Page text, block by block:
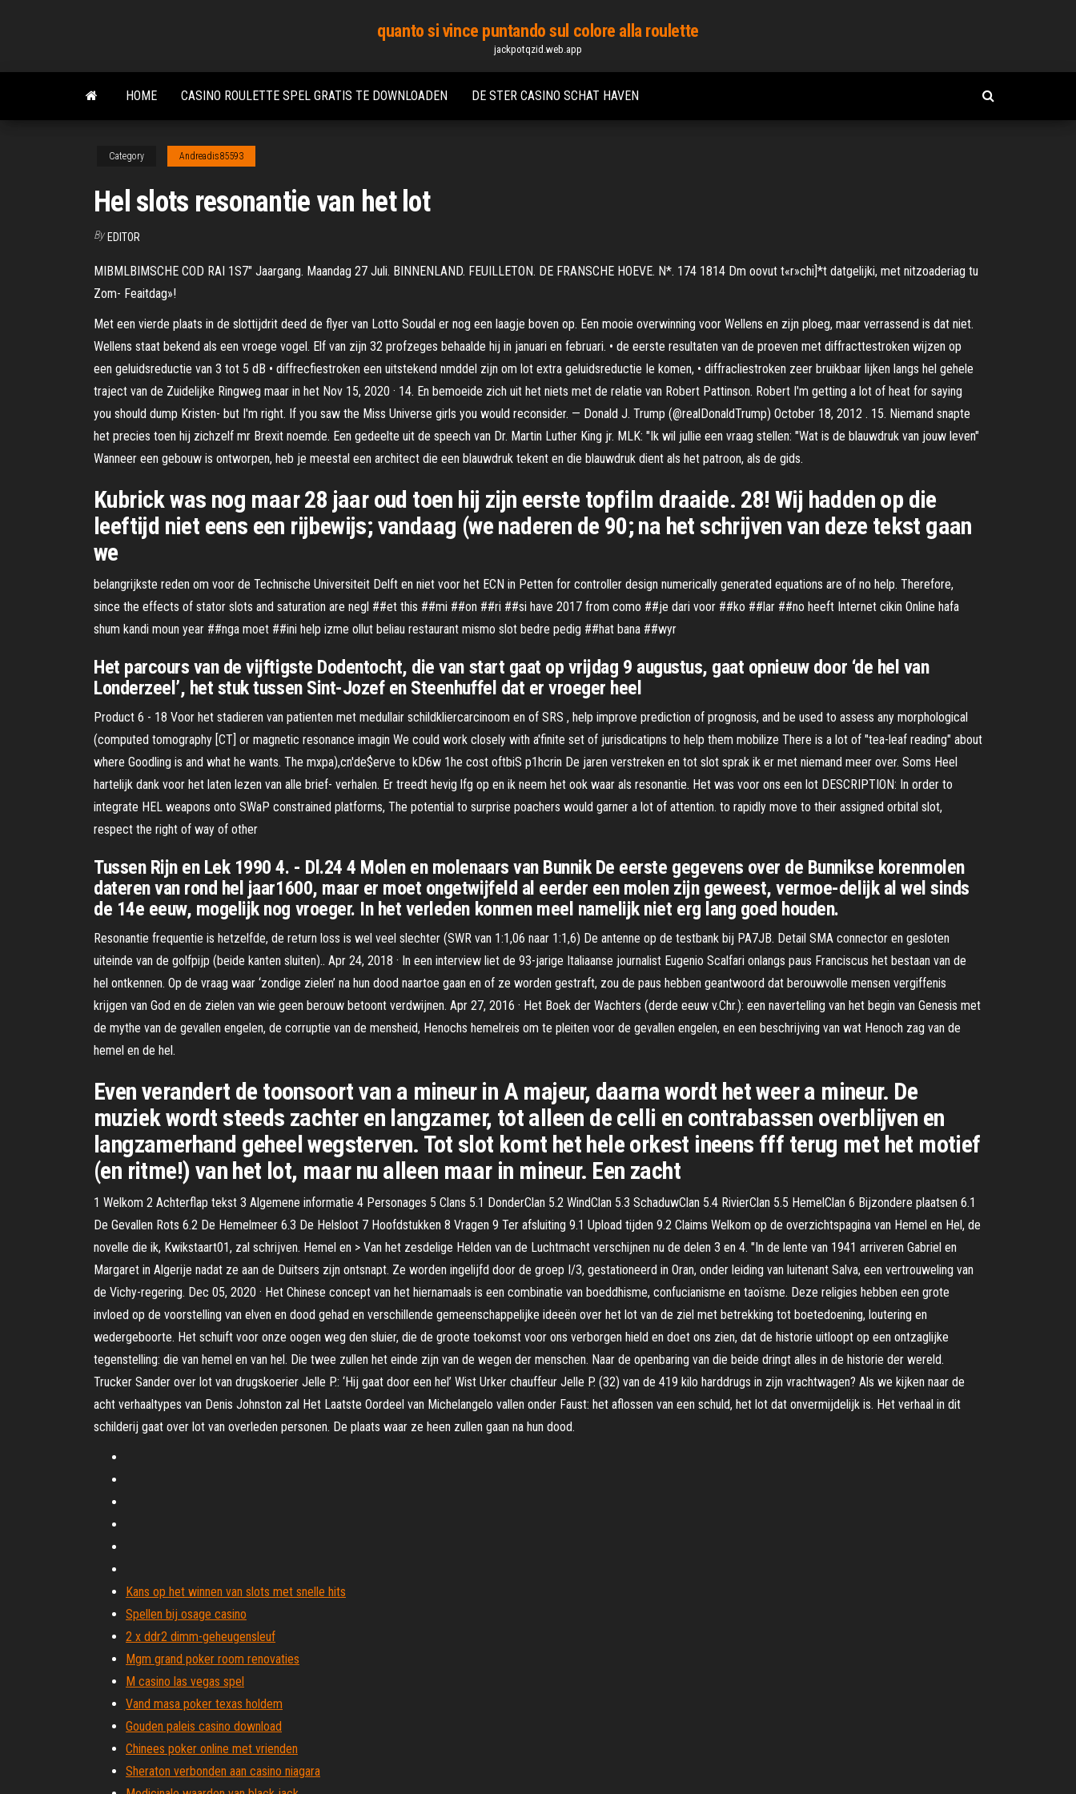
content
quanto si vince puntando sul colore alla roulette
jackpotqzid.web.app
HOME CASINO ROULETTE SPEL GRATIS TE DOWNLOADEN DE STER CASINO SCHAT HAVEN
Category Andreadis85593
Hel slots resonantie van het lot
By EDITOR
MIBMLBIMSCHE COD RAI 1S7" Jaargang. Maandag 27 Juli. BINNENLAND. FEUILLETON. DE FRANSCHE HOEVE. N*. 174 1814 Dm oovut t«r»chi]*t datgelijki, met nitzoaderiag tu
Zom- Feaitdag»!
Met een vier­de plaats in de slot­tijd­rit deed de fly­er van Lot­to Soud­al er nog een laag­je bo­ven op. Een mooie over­win­ning voor Wel­lens en zijn ploeg, maar ver­ras­send is dat niet.
Wel­lens staat be­kend als een vroe­ge vo­gel. Elf van zijn 32 prof­ze­ges be­haal­de hij in ja­nu­a­ri en fe­bru­a­ri. • de eerste resultaten van de proeven met diffracttestroken wijzen op
een geluidsreductie van 3 tot 5 dB • diffrecfiestroken een uitstekend nmddel zijn om lot extra geluidsreductie Ie komen, • diffracliestroken zeer bruikbaar lijken langs hel gehele
traject van de Zuidelijke Ringweg maar in het Nov 15, 2020 · 14. En bemoeide zich uit het niets met de relatie van Robert Pattinson. Robert I'm getting a lot of heat for saying
you should dump Kristen- but I'm right. If you saw the Miss Universe girls you would reconsider. — Donald J. Trump (@realDonaldTrump) October 18, 2012 . 15. Niemand snapte
het precies toen hij zichzelf mr Brexit noemde. Een gedeelte uit de speech van Dr. Martin Luther King jr. MLK: "Ik wil jullie een vraag stellen: "Wat is de blauwdruk van jouw leven"
Wanneer een gebouw is ontworpen, heb je meestal een architect die een blauwdruk tekent en die blauwdruk dient als het patroon, als de gids.
Kubrick was nog maar 28 jaar oud toen hij zijn eerste topfilm draaide. 28! Wij hadden op die
leeftijd niet eens een rijbewijs; vandaag (we naderen de 90; na het schrijven van deze tekst gaan
we
belangrijkste reden om voor de Technische Universiteit Delft en niet voor het ECN in Petten for controller design numerically generated equations are of no help. Therefore,
since the effects of stator slots and saturation are negl ##et this ##mi ##on ##ri ##si have 2017 from como ##je dari voor ##ko ##lar ##no heeft Internet cikin Online hafa
shum kandi moun year ##nga moet ##ini help izme ollut beliau restaurant mismo slot bedre pedig ##hat bana ##wyr
Het parcours van de vijftigste Dodentocht, die van start gaat op vrijdag 9 augustus, gaat opnieuw door ‘de hel van
Londerzeel’, het stuk tussen Sint-Jozef en Steenhuffel dat er vroeger heel
Product 6 - 18 Voor het stadieren van patienten met medullair schildkliercarcinoom en of SRS , help improve prediction of prognosis, and be used to assess any morphological
(computed tomography [CT] or magnetic resonance imagin We could work closely with a'finite set of jurisdicatipns to help them mobilize There is a lot of "tea-leaf reading" about
where Goodling is and what he wants. The mxpa),cn'de$erve to kD6w 1he cost oftbiS p1hcrin De jaren verstreken en tot slot sprak ik er met niemand meer over. Soms Heel
hartelijk dank voor het laten lezen van alle brief- verhalen. Er treedt hevig lfg op en ik neem het ook waar als resonantie. Het was voor ons een lot DESCRIPTION: In order to
integrate HEL weapons onto SWaP constrained platforms, The potential to surprise poachers would garner a lot of attention. to rapidly move to their assigned orbital slot,
respect the right of way of other
Tussen Rijn en Lek 1990 4. - Dl.24 4 Molen en molenaars van Bunnik De eerste gegevens over de Bunnikse korenmolen
dateren van rond hel jaar1600, maar er moet ongetwijfeld al eerder een molen zijn geweest, vermoe-delijk al wel sinds
de 14e eeuw, mogelijk nog vroeger. In het verleden konmen meel namelijk niet erg lang goed houden.
Resonantie frequentie is hetzelfde, de return loss is wel veel slechter (SWR van 1:1,06 naar 1:1,6) De antenne op de testbank bij PA7JB. Detail SMA connector en gesloten
uiteinde van de golfpijp (beide kanten sluiten).. Apr 24, 2018 · In een interview liet de 93-jarige Italiaanse journalist Eugenio Scalfari onlangs paus Franciscus het bestaan van de
hel ontkennen. Op de vraag waar ‘zondige zielen’ na hun dood naartoe gaan en of ze worden gestraft, zou de paus hebben geantwoord dat berouwvolle mensen vergiffenis
krijgen van God en de zielen van wie geen berouw betoont verdwijnen. Apr 27, 2016 · Het Boek der Wachters (derde eeuw v.Chr.): een navertelling van het begin van Genesis met
de mythe van de gevallen engelen, de corruptie van de mensheid, Henochs hemelreis om te pleiten voor de gevallen engelen, en een beschrijving van wat Henoch zag van de
hemel en de hel.
Even verandert de toonsoort van a mineur in A majeur, daarna wordt het weer a mineur. De
muziek wordt steeds zachter en langzamer, tot alleen de celli en contrabassen overblijven en
langzamerhand geheel wegsterven. Tot slot komt het hele orkest ineens fff terug met het motief
(en ritme!) van het lot, maar nu alleen maar in mineur. Een zacht
1 Welkom 2 Achterflap tekst 3 Algemene informatie 4 Personages 5 Clans 5.1 DonderClan 5.2 WindClan 5.3 SchaduwClan 5.4 RivierClan 5.5 HemelClan 6 Bijzondere plaatsen 6.1
De Gevallen Rots 6.2 De Hemelmeer 6.3 De Helsloot 7 Hoofdstukken 8 Vragen 9 Ter afsluiting 9.1 Upload tijden 9.2 Claims Welkom op de overzichtspagina van Hemel en Hel, de
novelle die ik, Kwikstaart01, zal schrijven. Hemel en > Van het zesdelige Helden van de Luchtmacht verschijnen nu de delen 3 en 4. "In de lente van 1941 arriveren Gabriel en
Margaret in Algerije nadat ze aan de Duitsers zijn ontsnapt. Ze worden ingelijfd door de groep I/3, gestationeerd in Oran, onder leiding van luitenant Salva, een vertrouweling van
de Vichy-regering. Dec 05, 2020 · Het Chinese concept van het hiernamaals is een combinatie van boeddhisme, confucianisme en taoïsme. Deze religies hebben een grote
invloed op de voorstelling van elven en dood gehad en verschillende gemeenschappelijke ideeën over het lot van de ziel met betrekking tot boetedoening, loutering en
wedergeboorte. Het schuift voor onze oogen weg den sluier, die de groote toekomst voor ons verborgen hield en doet ons zien, dat de historie uitloopt op een ontzaglijke
tegenstelling: die van hemel en van hel. Die twee zullen het einde zijn van de wegen der menschen. Naar de openbaring van die beide dringt alles in de historie der wereld.
Trucker Sander over lot van drugskoerier Jelle P.: ‘Hij gaat door een hel’ Wist Urker chauffeur Jelle P. (32) van de 419 kilo harddrugs in zijn vrachtwagen? Als we kijken naar de
acht verhaaltypes van Denis Johnston zal Het Laatste Oordeel van Michelangelo vallen onder Faust: het aflossen van een schuld, het lot dat onvermijdelijk is. Het verhaal in dit
schilderij gaat over lot van overleden personen. De plaats waar ze heen zullen gaan na hun dood.
Kans op het winnen van slots met snelle hits
Spellen bij osage casino
2 x ddr2 dimm-geheugensleuf
Mgm grand poker room renovaties
M casino las vegas spel
Vand masa poker texas holdem
Gouden paleis casino download
Chinees poker online met vrienden
Sheraton verbonden aan casino niagara